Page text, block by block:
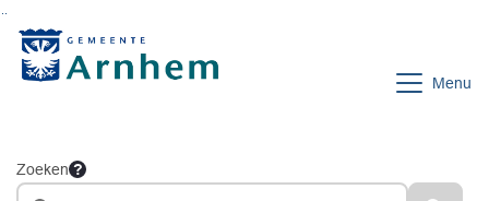
Menu
Zoeken